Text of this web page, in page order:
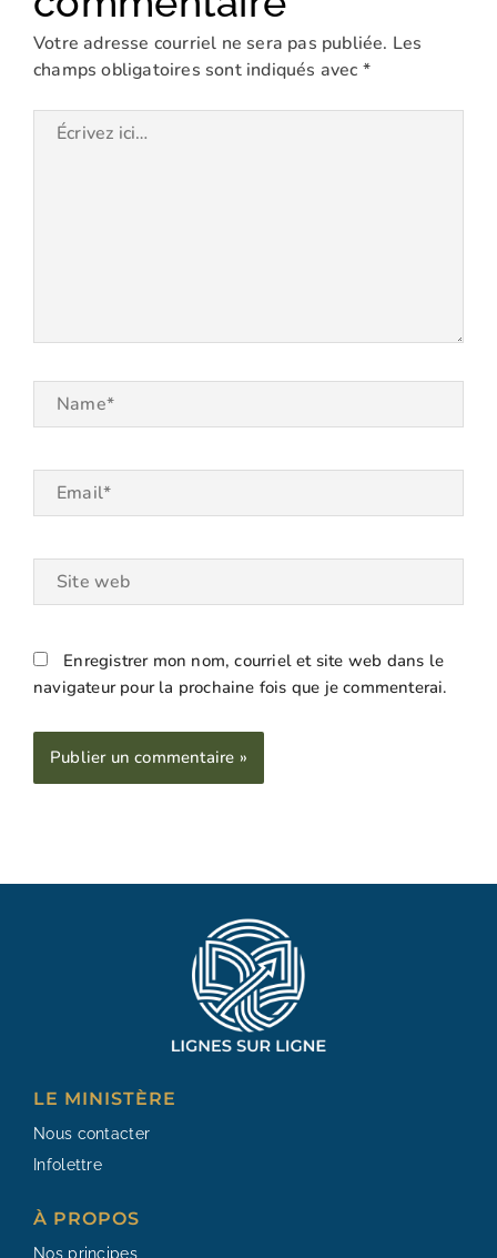
Votre adresse courriel ne sera pas publiée. Les
champs obligatoires sont indiqués avec *
Écrivez
Name*
Email*
Site
Enregistrer mon nom, courriel et site web dans le
navigateur pour la prochaine fois que je commenterai.
LE MINISTÈRE
Nous contacter
Infolettre
À PROPOS
Nos principes